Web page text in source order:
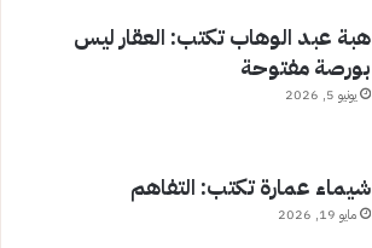
هبة عبد الوهاب تكتب: العقار ليس
بورصة مفتوحة
يونيو 5, 2026
شيماء عمارة تكتب: التفاهم
مايو 19, 2026